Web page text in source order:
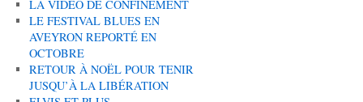
LA VIDÉO DE CONFINEMENT
LE FESTIVAL BLUES EN
AVEYRON REPORTÉ EN
OCTOBRE
RETOUR À NOËL POUR TENIR
JUSQU’À LA LIBÉRATION